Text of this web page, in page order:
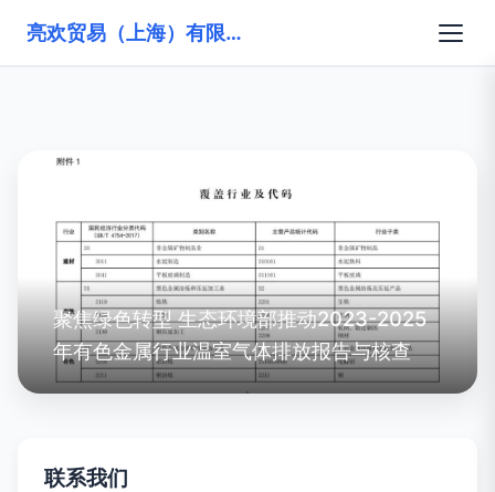
亮欢贸易（上海）有限公司
聚焦绿色转型 生态环境部推动2023-2025
年有色金属行业温室气体排放报告与核查
联系我们